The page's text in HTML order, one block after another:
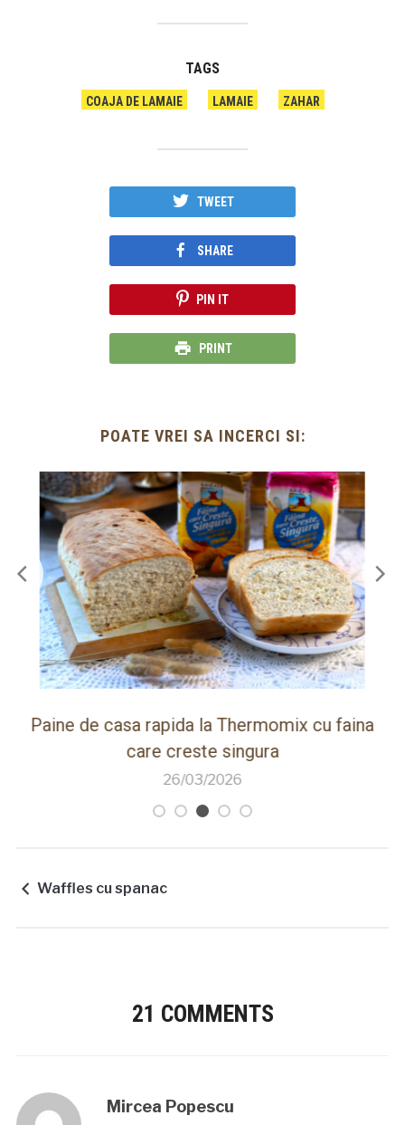
TAGS
COAJA DE LAMAIE LAMAIE ZAHAR
TWEET
SHARE
PIN IT
PRINT
POATE VREI SA INCERCI SI:
Paine de casa rapida la Thermomix cu faina
care creste singura
26/03/2026
Waffles cu spanac
21 COMMENTS
Mircea Popescu